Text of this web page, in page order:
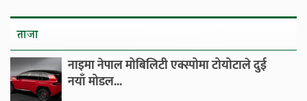
ताजा
नाइमा नेपाल मोबिलिटी एक्स्पोमा टोयोटाले दुई
नयाँ मोडल...